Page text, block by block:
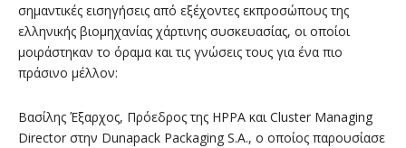
σημαντικές εισηγήσεις από εξέχοντες εκπροσώπους της
ελληνικής βιομηχανίας χάρτινης συσκευασίας, οι οποίοι
μοιράστηκαν το όραμα και τις γνώσεις τους για ένα πιο
πράσινο μέλλον:
Βασίλης Έξαρχος, Πρόεδρος της HPPA και Cluster Managing
Director στην Dunapack Packaging S.A., ο οποίος παρουσίασε